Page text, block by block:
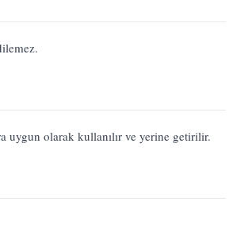
uygun olarak kullanılır ve yerine getirilir.